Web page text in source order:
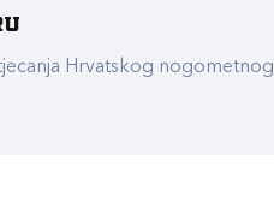
Hrvatskog nogometnog